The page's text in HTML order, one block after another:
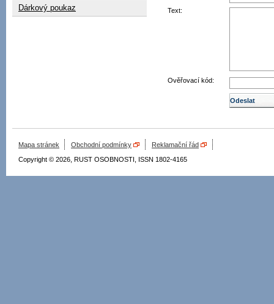
Dárkový poukaz
Text:
Ověřovací kód:
Mapa stránek Obchodní podmínky
Reklamační řád
Copyright © 2026, RUST OSOBNOSTI, ISSN 1802-4165